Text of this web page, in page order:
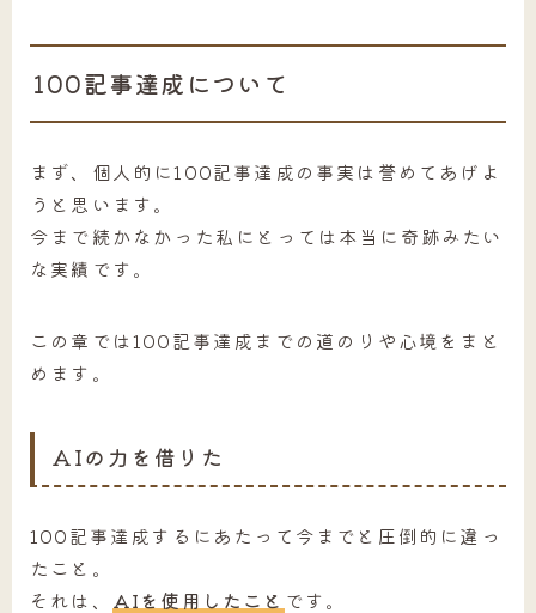
100記事達成について
まず、個人的に100記事達成の事実は誉めてあげよ
うと思います。
今まで続かなかった私にとっては本当に奇跡みたい
な実績です。
この章では100記事達成までの道のりや心境をまと
めます。
AIの力を借りた
100記事達成するにあたって今までと圧倒的に違っ
たこと。
それは、 AIを使用したこと です。